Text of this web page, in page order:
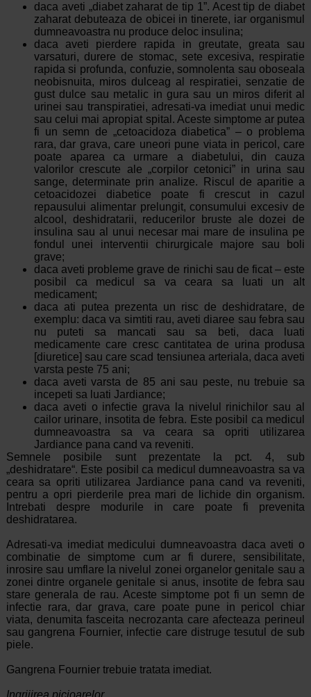
daca aveti „diabet zaharat de tip 1”. Acest tip de diabet
zaharat debuteaza de obicei in tinerete, iar organismul
dumneavoastra nu produce deloc insulina;
daca aveti pierdere rapida in greutate, greata sau
varsaturi, durere de stomac, sete excesiva, respiratie
rapida si profunda, confuzie, somnolenta sau oboseala
neobisnuita, miros dulceag al respiratiei, senzatie de
gust dulce sau metalic in gura sau un miros diferit al
urinei sau transpiratiei, adresati-va imediat unui medic
sau celui mai apropiat spital. Aceste simptome ar putea
fi un semn de „cetoacidoza diabetica” – o problema
rara, dar grava, care uneori pune viata in pericol, care
poate aparea ca urmare a diabetului, din cauza
valorilor crescute ale „corpilor cetonici” in urina sau
sange, determinate prin analize. Riscul de aparitie a
cetoacidozei diabetice poate fi crescut in cazul
repausului alimentar prelungit, consumului excesiv de
alcool, deshidratarii, reducerilor bruste ale dozei de
insulina sau al unui necesar mai mare de insulina pe
fondul unei interventii chirurgicale majore sau boli
grave;
daca aveti probleme grave de rinichi sau de ficat – este
posibil ca medicul sa va ceara sa luati un alt
medicament;
daca ati putea prezenta un risc de deshidratare, de
exemplu: daca va simtiti rau, aveti diaree sau febra sau
nu puteti sa mancati sau sa beti, daca luati
medicamente care cresc cantitatea de urina produsa
[diuretice] sau care scad tensiunea arteriala, daca aveti
varsta peste 75 ani;
daca aveti varsta de 85 ani sau peste, nu trebuie sa
incepeti sa luati Jardiance;
daca aveti o infectie grava la nivelul rinichilor sau al
cailor urinare, insotita de febra. Este posibil ca medicul
dumneavoastra sa va ceara sa opriti utilizarea
Jardiance pana cand va reveniti.
Semnele posibile sunt prezentate la pct. 4, sub
„deshidratare“. Este posibil ca medicul dumneavoastra sa va
ceara sa opriti utilizarea Jardiance pana cand va reveniti,
pentru a opri pierderile prea mari de lichide din organism.
Intrebati despre modurile in care poate fi prevenita
deshidratarea.
Adresati-va imediat medicului dumneavoastra daca aveti o
combinatie de simptome cum ar fi durere, sensibilitate,
inrosire sau umflare la nivelul zonei organelor genitale sau a
zonei dintre organele genitale si anus, insotite de febra sau
stare generala de rau. Aceste simptome pot fi un semn de
infectie rara, dar grava, care poate pune in pericol chiar
viata, denumita fasceita necrozanta care afecteaza perineul
sau gangrena Fournier, infectie care distruge tesutul de sub
piele.
Gangrena Fournier trebuie tratata imediat.
Ingrijirea picioarelor